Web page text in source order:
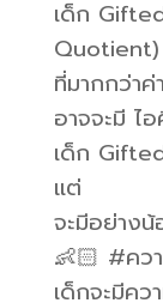
เด็ก
ที่มากกว่า
อาจจะมี ไ
เด็ก
แต่
จะมีอย่าง
👶🏻 #คว
เด็กจะมีคว